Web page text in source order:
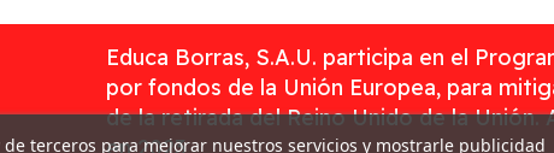
Educa Borras, S.A.U. participa en el
por fondos de la Unión Europea, para
de la retirada del Reino Unido de la Unión.
terceros para mejorar nuestros servicios y mostrarle publicidad